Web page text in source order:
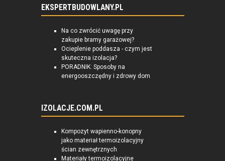
EKSPERTBUDOWLANY.PL
Na co zwrócić uwagę przy
zakupie bramy garażowej?
Ocieplenie poddasza - czym jest
skuteczna izolacja?
PORADNIK: Sposoby na
energooszczędny i zdrowy dom
IZOLACJE.COM.PL
Kompozyt wapienno-konopny
jako materiał termoizolacyjny
ścian zewnętrznych
Materiały termoizolacyjne